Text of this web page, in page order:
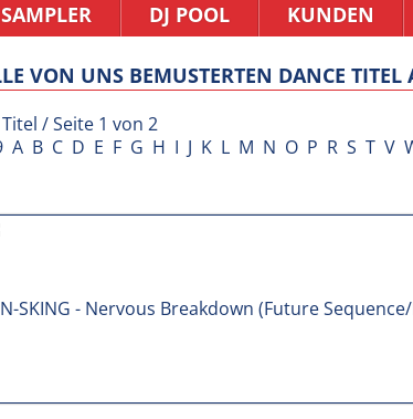
SAMPLER DJ POOL KUNDEN
VON UNS BEMUSTERTEN DANCE TITEL
/ Seite 1 von 2
A B C D E F G H I J K L M N O P R S T V